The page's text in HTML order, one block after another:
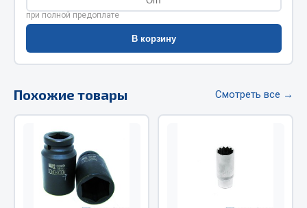
Инструмент
Автомобильный инструмент
Измерительный инструмент
Режущий инструмент
Силовое оборудование
Слесарный инструмент
Столярный инструмент
Показать ещё
при полной предоплате
В корзину
Похожие товары Смотреть все →